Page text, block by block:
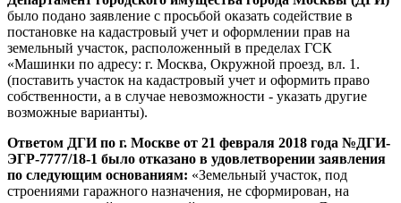
было подано заявление с просьбой оказать содействие в
постановке на кадастровый учет и оформлении прав на
земельный участок, расположенный в пределах ГСК
«Машинки по адресу: г. Москва, Окружной проезд, вл. 1.
(поставить участок на кадастровый учет и оформить право
собственности, а в случае невозможности - указать другие
возможные варианты).
Ответом ДГИ по г. Москве от 21 февраля 2018 года №ДГИ-
ЭГР-7777/18-1 было отказано в удовлетворении заявления
по следующим основаниям: «Земельный участок, под
строениями гаражного назначения, не сформирован, на